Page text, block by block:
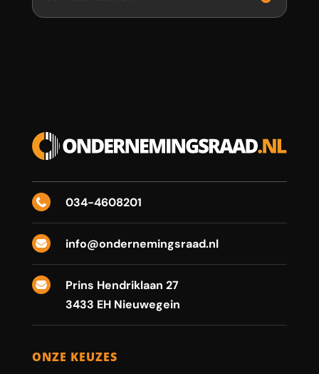
 034-4608201
 info@ondernemingsraad.nl

Prins Hendriklaan 27
3433 EH Nieuwegein
ONZE KEUZES